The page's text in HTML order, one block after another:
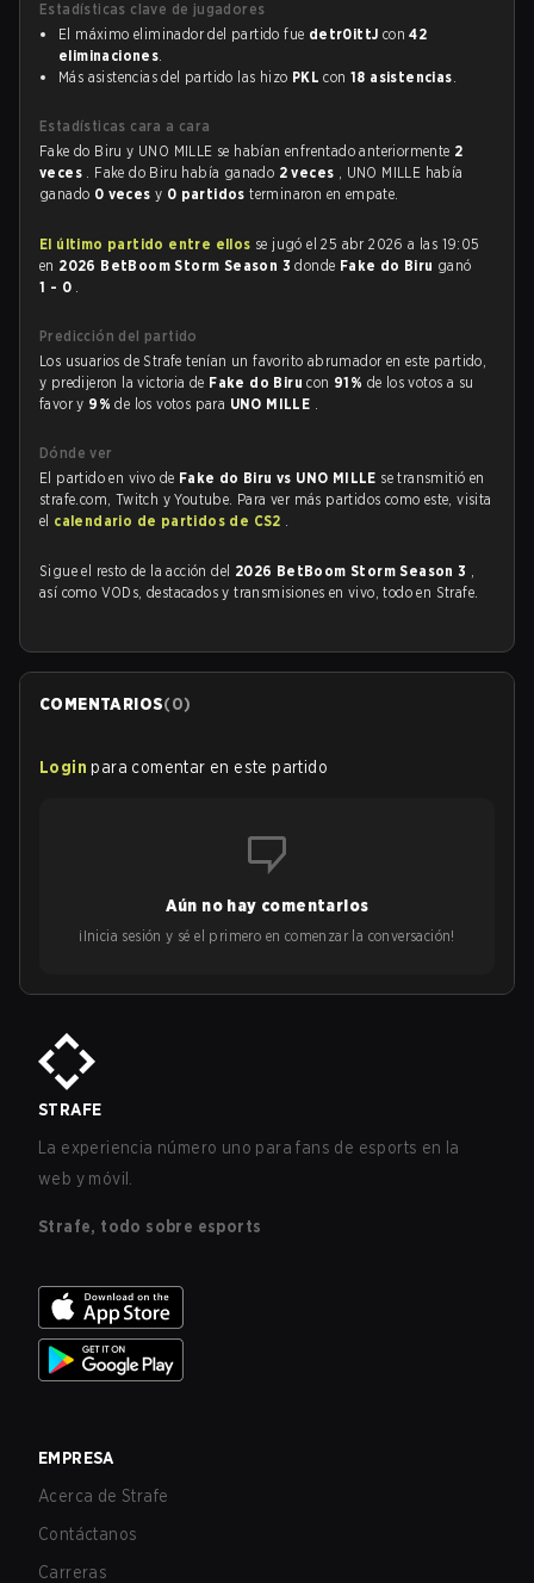
Estadísticas clave de jugadores
El máximo eliminador del partido fue detr0ittJ con42
eliminaciones.
Más asistencias del partido las hizo PKL con18 asistencias.
Estadísticas cara a cara
Fake do Biru y UNO MILLE se habían enfrentado anteriormente 2
veces . Fake do Biru había ganado 2 veces , UNO MILLE había
ganado 0 vecesy 0 partidosterminaron en empate.
El último partido entre ellos se jugó el 25 abr 2026 a las 19:05
en 2026 BetBoom Storm Season 3donde Fake do Biru ganó
1 - 0 .
Predicción del partido
Los usuarios de Strafe tenían un favorito abrumador en este partido,
y predijeron la victoria de Fake do Birucon 91% de los votos a su
favor y 9%de los votos para UNO MILLE .
Dónde ver
El partido en vivo de Fake do Biru vs UNO MILLE se transmitió en
strafe.com, Twitch y Youtube. Para ver más partidos como este, visita
el calendario de partidos de CS2 .
Sigue el resto de la acción del 2026 BetBoom Storm Season 3 ,
así como VODs, destacados y transmisiones en vivo, todo en Strafe.
COMENTARIOS(0)
Login para comentar en este partido
Aún no hay comentarios
¡Inicia sesión y sé el primero en comenzar la conversación!
STRAFE
La experiencia número uno para fans de esports en la
web y móvil.
Strafe, todo sobre esports
EMPRESA
Acerca de Strafe
Contáctanos
Carreras